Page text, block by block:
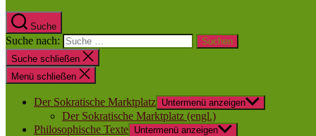
Suche
Suche nach:
Suche schließen
Menü schließen
Der Sokratische Marktplatz Untermenü anzeigen
Der Sokratische Marktplatz (engl.)
Philosophische Texte Untermenü anzeigen